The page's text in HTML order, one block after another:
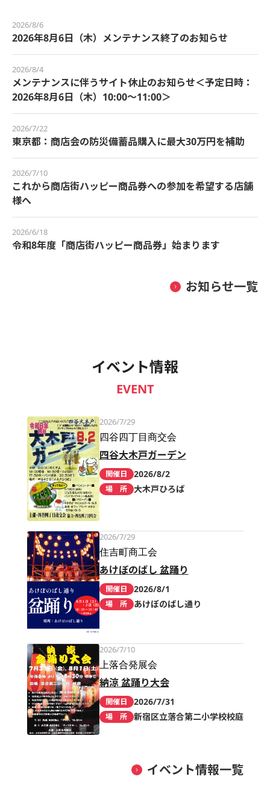
2026/8/6
2026年8月6日（木）メンテナンス終了のお知らせ
2026/8/4
メンテナンスに伴うサイト休止のお知らせ＜予定日時：
2026年8月6日（木）10:00～11:00＞
2026/7/22
東京都：商店会の防災備蓄品購入に最大30万円を補助
2026/7/10
これから商店街ハッピー商品券への参加を希望する店舗
様へ
2026/6/18
令和8年度「商店街ハッピー商品券」始まります
お知らせ一覧
イベント情報
EVENT
2026/7/29
四谷四丁目商交会
四谷大木戸ガーデン
開催日 2026/8/2
場 所 大木戸ひろば
2026/7/29
住吉町商工会
あけぼのばし 盆踊り
開催日 2026/8/1
場 所 あけぼのばし通り
2026/7/10
上落合発展会
納涼 盆踊り大会
開催日 2026/7/31
場 所 新宿区立落合第二小学校校庭
イベント情報一覧